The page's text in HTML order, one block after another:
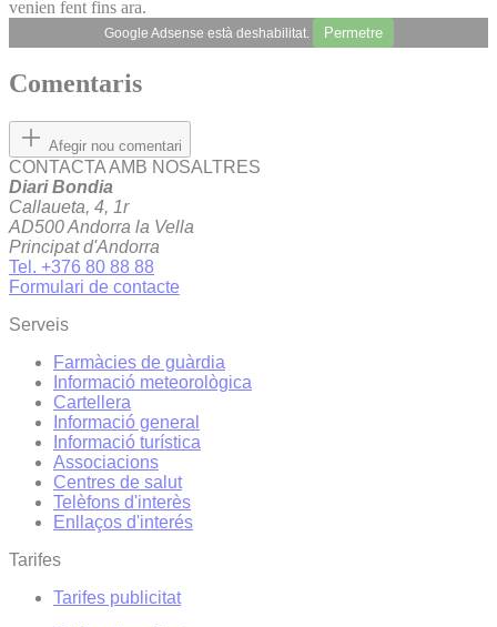
venien fent fins ara.
Google Adsense està deshabilitat. Permetre
Comentaris
Afegir nou comentari
CONTACTA AMB NOSALTRES
Diari Bondia
Callaueta, 4, 1r
AD500 Andorra la Vella
Principat d'Andorra
Tel. +376 80 88 88
Formulari de contacte
Serveis
Farmàcies de guàrdia
Informació meteorològica
Cartellera
Informació general
Informació turística
Associacions
Centres de salut
Telèfons d'interès
Enllaços d'interés
Tarifes
Tarifes publicitat